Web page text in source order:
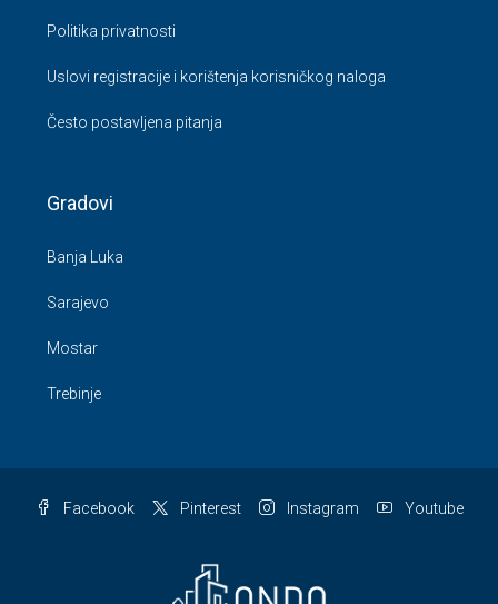
Politika privatnosti
Uslovi registracije i korištenja korisničkog naloga
Često postavljena pitanja
Gradovi
Banja Luka
Sarajevo
Mostar
Trebinje
Facebook Pinterest Instagram Youtube